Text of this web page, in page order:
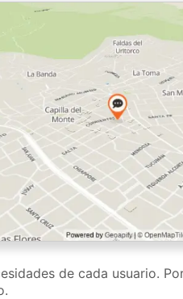
de cada usuario.